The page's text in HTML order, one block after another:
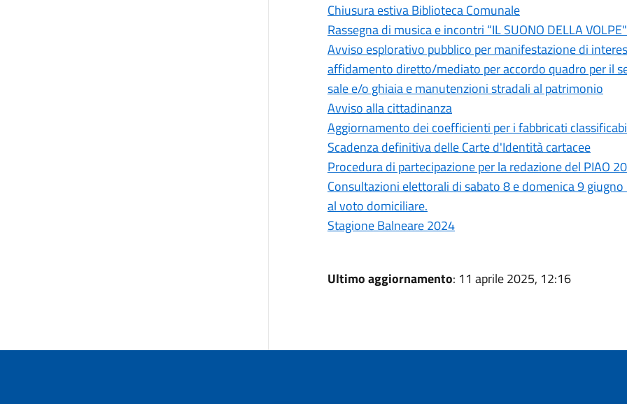
Chiusura estiva Biblioteca Comunale
Rassegna di musica e incontri “IL SUONO DELLA
Avviso esplorativo pubblico per manifestazione di
affidamento diretto/mediato per accordo quadro per il
sale e/o ghiaia e manutenzioni stradali al patrimonio
Avviso alla cittadinanza
Aggiornamento dei coefficienti per i fabbricati
Scadenza definitiva delle Carte d'Identità cartacee
Procedura di partecipazione per la redazione del PIAO
Consultazioni elettorali di sabato 8 e domenica 9
al voto domiciliare.
Stagione Balneare 2024
Ultimo aggiornamento: 11 aprile 2025, 12:16